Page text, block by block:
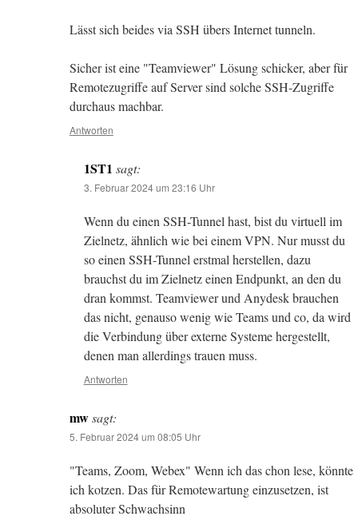
Lässt sich beides via SSH übers Internet tunneln.
Sicher ist eine "Teamviewer" Lösung schicker, aber für
Remotezugriffe auf Server sind solche SSH-Zugriffe
durchaus machbar.
Antworten
1ST1 sagt:
3. Februar 2024 um 23:16 Uhr
Wenn du einen SSH-Tunnel hast, bist du virtuell im
Zielnetz, ähnlich wie bei einem VPN. Nur musst du
so einen SSH-Tunnel erstmal herstellen, dazu
brauchst du im Zielnetz einen Endpunkt, an den du
dran kommst. Teamviewer und Anydesk brauchen
das nicht, genauso wenig wie Teams und co, da wird
die Verbindung über externe Systeme hergestellt,
denen man allerdings trauen muss.
Antworten
mwsagt:
5. Februar 2024 um 08:05 Uhr
"Teams, Zoom, Webex" Wenn ich das chon lese, könnte
ich kotzen. Das für Remotewartung einzusetzen, ist
absoluter Schwachsinn